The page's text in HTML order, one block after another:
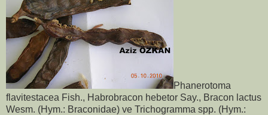
Phanerotoma
flavitestacea Fish., Habrobracon hebetor Say., Bracon lactus
Wesm. (Hym.: Braconidae) ve Trichogramma spp. (Hym.: